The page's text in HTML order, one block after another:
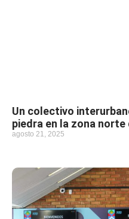
Un colectivo
piedra en la zona norte
agosto 21, 2025